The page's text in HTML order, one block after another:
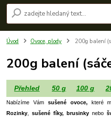
Úvod Ovoce, plody 200g balení
200g balení
Přehled 50 g 100 g
Nabízíme Vám sušené ovoce, které
Rozinky
sušené fíky, brusinkynebo